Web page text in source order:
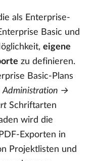
als Enterprise-
Basic und
eigene
zu definieren.
Basic-Plans
Administration →
Schriftarten
wird die
Exporten in
Projektlisten und